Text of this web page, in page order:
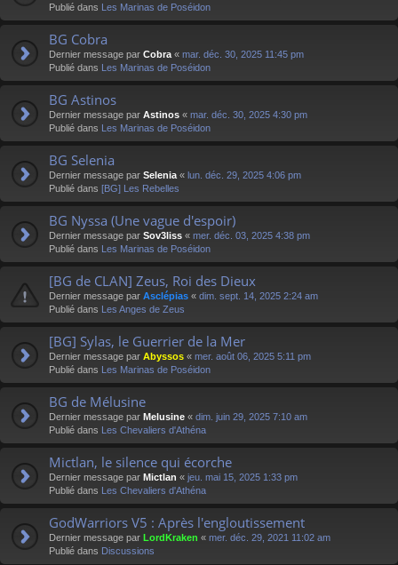
Publié dans Les Marinas de Poséidon
BG Cobra
Dernier message par Cobra « mar. déc. 30, 2025 11:45 pm
Publié dans Les Marinas de Poséidon
BG Astinos
Dernier message par Astinos « mar. déc. 30, 2025 4:30 pm
Publié dans Les Marinas de Poséidon
BG Selenia
Dernier message par Selenia « lun. déc. 29, 2025 4:06 pm
Publié dans [BG] Les Rebelles
BG Nyssa (Une vague d'espoir)
Dernier message par Sov3liss « mer. déc. 03, 2025 4:38 pm
Publié dans Les Marinas de Poséidon
[BG de CLAN] Zeus, Roi des Dieux
Dernier message par Asclépias « dim. sept. 14, 2025 2:24 am
Publié dans Les Anges de Zeus
[BG] Sylas, le Guerrier de la Mer
Dernier message par Abyssos « mer. août 06, 2025 5:11 pm
Publié dans Les Marinas de Poséidon
BG de Mélusine
Dernier message par Melusine « dim. juin 29, 2025 7:10 am
Publié dans Les Chevaliers d'Athéna
Mictlan, le silence qui écorche
Dernier message par Mictlan « jeu. mai 15, 2025 1:33 pm
Publié dans Les Chevaliers d'Athéna
GodWarriors V5 : Après l'engloutissement
Dernier message par LordKraken « mer. déc. 29, 2021 11:02 am
Publié dans Discussions